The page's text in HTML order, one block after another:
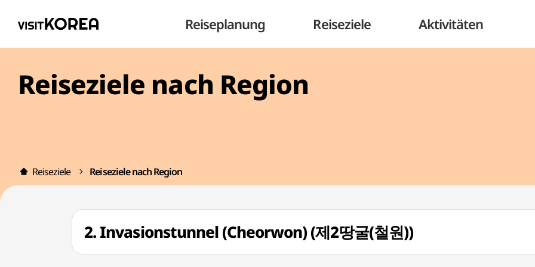
Reiseplanung Reiseziele Aktivitäten
Reiseziele nach Region
Reiseziele Reiseziele nach Region
2. Invasionstunnel (Cheorwon) (제2땅굴(철원))